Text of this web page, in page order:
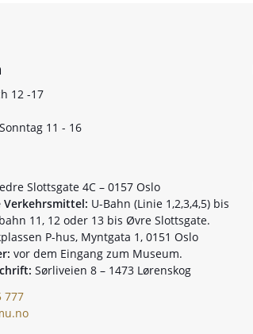
12 -17
11 - 16
Slottsgate 4C – 0157 Oslo
U-Bahn (Linie 1,2,3,4,5) bis
11, 12 oder 13 bis Øvre Slottsgate.
P-hus, Myntgata 1, 0151 Oslo
vor dem Eingang zum Museum.
Sørliveien 8 – 1473 Lørenskog
777